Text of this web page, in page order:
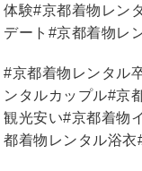
体験#京都着物レン
デート #京都着物レ
#京都着物レンタル
ンタルカップル#京
観光安い#京都着物
都着物レンタル浴衣